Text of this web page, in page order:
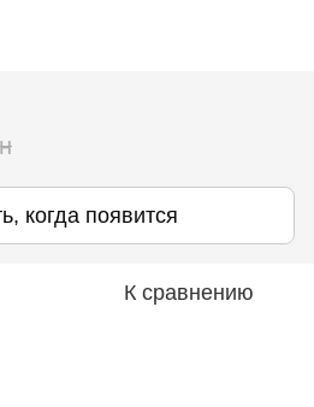
когда появится
К сравнению